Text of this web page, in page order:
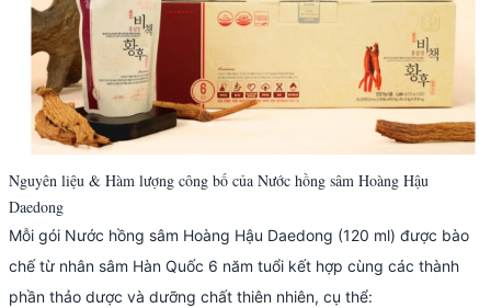
Nguyên liệu & Hàm lượng công bố của Nước hồng sâm Hoàng Hậu
Daedong
Mỗi gói Nước hồng sâm Hoàng Hậu Daedong (120 ml) được bào
chế từ nhân sâm Hàn Quốc 6 năm tuổi kết hợp cùng các thành
phần thảo dược và dưỡng chất thiên nhiên, cụ thể: